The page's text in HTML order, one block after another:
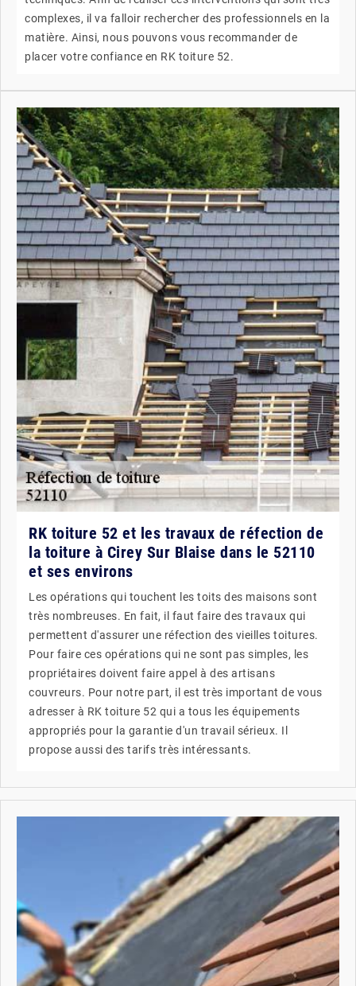
complexes, il va falloir rechercher des professionnels en la
matière. Ainsi, nous pouvons vous recommander de
placer votre confiance en RK toiture 52.
RK toiture 52 et les travaux de réfection de
la toiture à Cirey Sur Blaise dans le 52110
et ses environs
Les opérations qui touchent les toits des maisons sont
très nombreuses. En fait, il faut faire des travaux qui
permettent d'assurer une réfection des vieilles toitures.
Pour faire ces opérations qui ne sont pas simples, les
propriétaires doivent faire appel à des artisans
couvreurs. Pour notre part, il est très important de vous
adresser à RK toiture 52 qui a tous les équipements
appropriés pour la garantie d'un travail sérieux. Il
propose aussi des tarifs très intéressants.